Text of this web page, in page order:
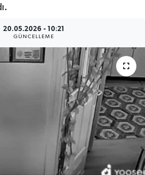
20.05.2026 - 10:21
GÜNCELLEME